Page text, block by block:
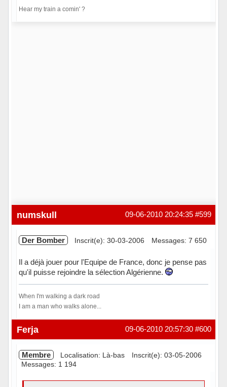
Hear my train a comin' ?
#599
09-06-2010 20:24:35
numskull
Der Bomber Inscrit(e): 30-03-2006 Messages: 7 650
Il a déjà jouer pour l'Equipe de France, donc je pense pas
qu'il puisse rejoindre la sélection Algérienne.
When I'm walking a dark road
I am a man who walks alone...
Hors ligne #600
09-06-2010 20:57:30
Ferja
Membre Localisation: Là-bas
Inscrit(e): 03-05-2006
Messages: 1 194